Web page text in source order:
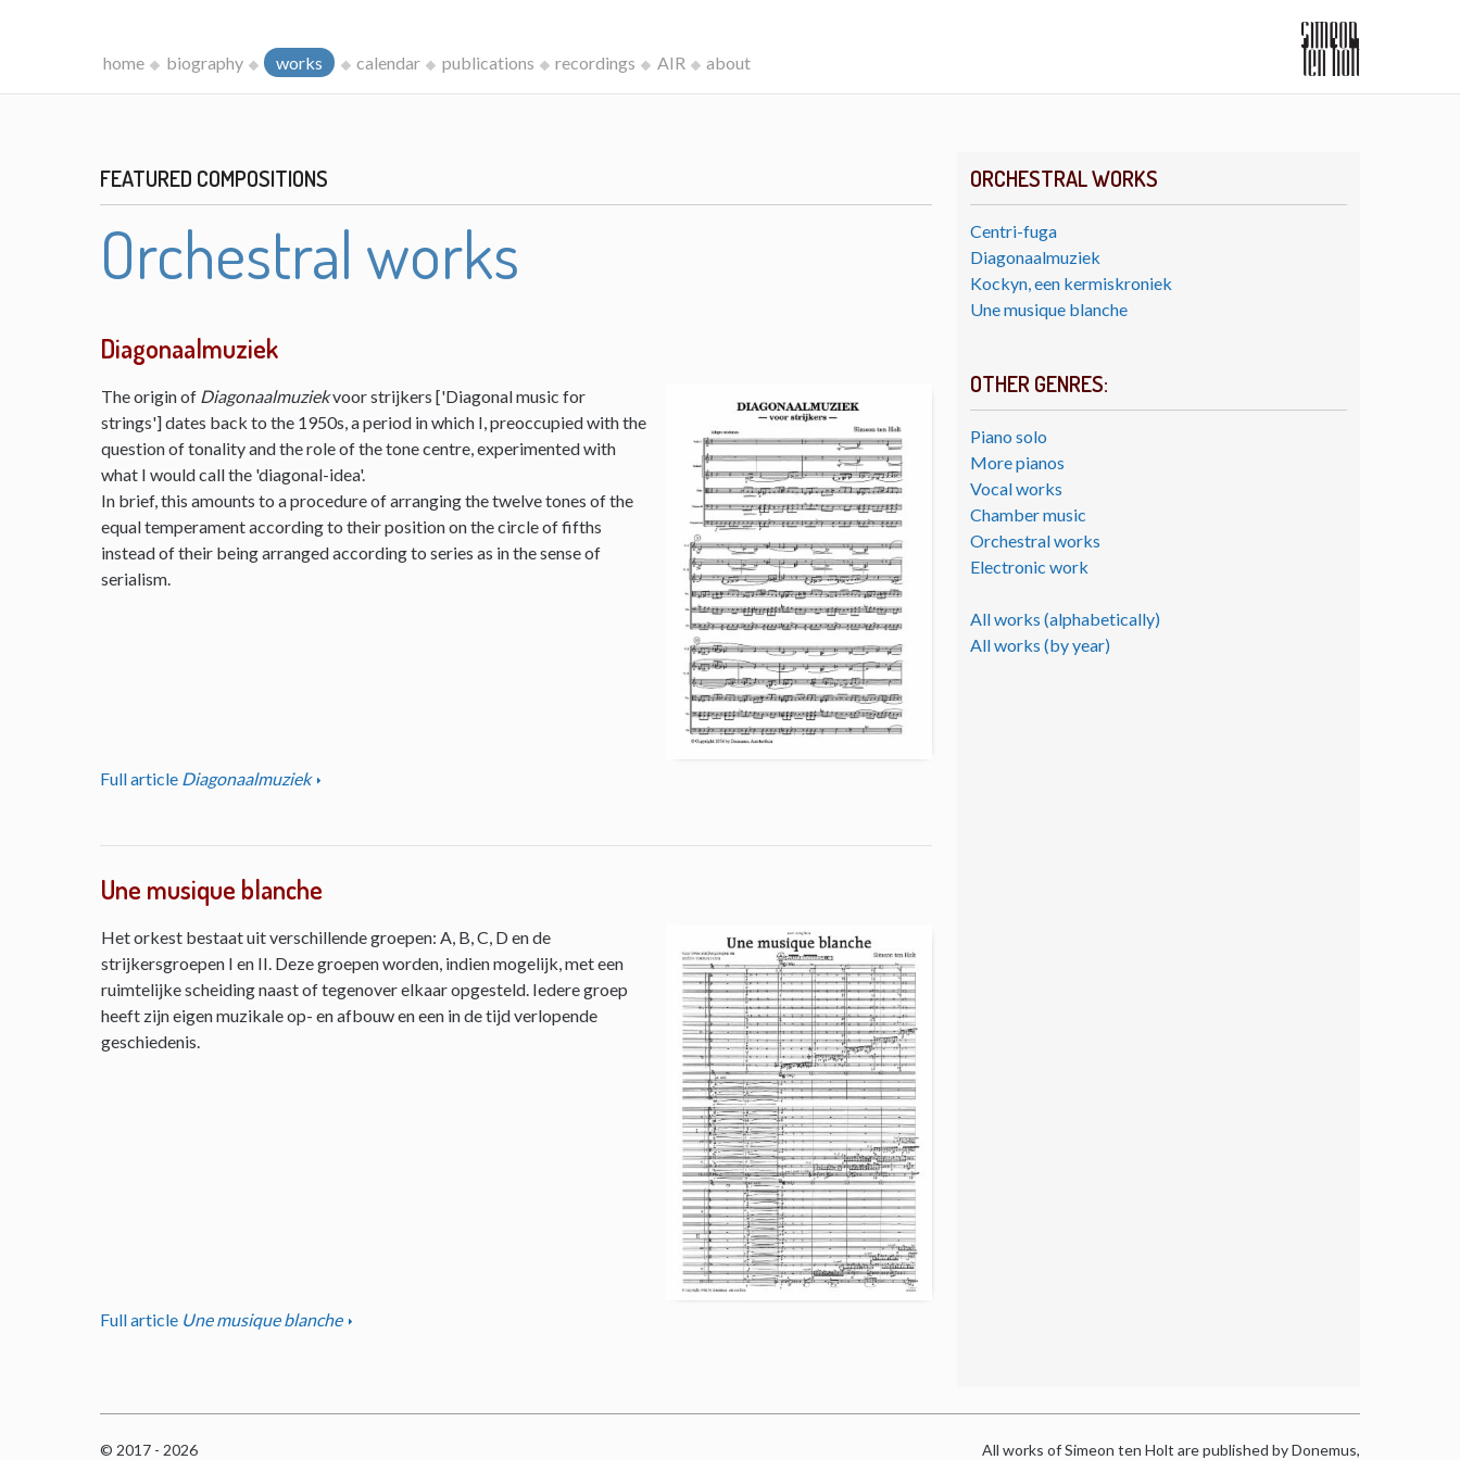
home biography works calendar publications recordings AIR about
ORCHESTRAL WORKS
Centri-fuga
Diagonaalmuziek
Kockyn, een kermiskroniek
Une musique blanche
OTHER GENRES:
Piano solo
More pianos
Vocal works
Chamber music
Orchestral works
Electronic work
All works (alphabetically)
All works (by year)
FEATURED COMPOSITIONS
Orchestral works
Diagonaalmuziek
The origin of Diagonaalmuziekvoor strijkers ['Diagonal music for
strings'] dates back to the 1950s, a period in which I, preoccupied with the
question of tonality and the role of the tone centre, experimented with
what I would call the 'diagonal-idea'.
In brief, this amounts to a procedure of arranging the twelve tones of the
equal temperament according to their position on the circle of fifths
instead of their being arranged according to series as in the sense of
serialism.
Full article Diagonaalmuziek
Une musique blanche
Het orkest bestaat uit verschillende groepen: A, B, C, D en de
strijkersgroepen I en II. Deze groepen worden, indien mogelijk, met een
ruimtelijke scheiding naast of tegenover elkaar opgesteld. Iedere groep
heeft zijn eigen muzikale op- en afbouw en een in de tijd verlopende
geschiedenis.
Full article Une musique blanche
© 2017 - 2026 All works of Simeon ten Holt are published by Donemus,